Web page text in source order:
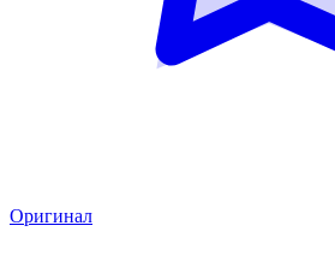
Оригинал